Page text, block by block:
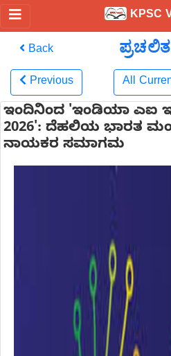
KPSC
Back
Previous All
ಇಂದಿನಿಂದ 'ಇಂಡಿಯಾ ಎಐ
2026': ದೆಹಲಿಯ ಭಾರತ
ನಾಯಕರ ಸಮಾಗಮ